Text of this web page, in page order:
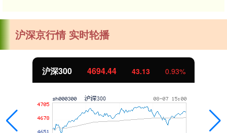
沪深京行情 实时轮播
北证50 1134.24 11.37 1.01%